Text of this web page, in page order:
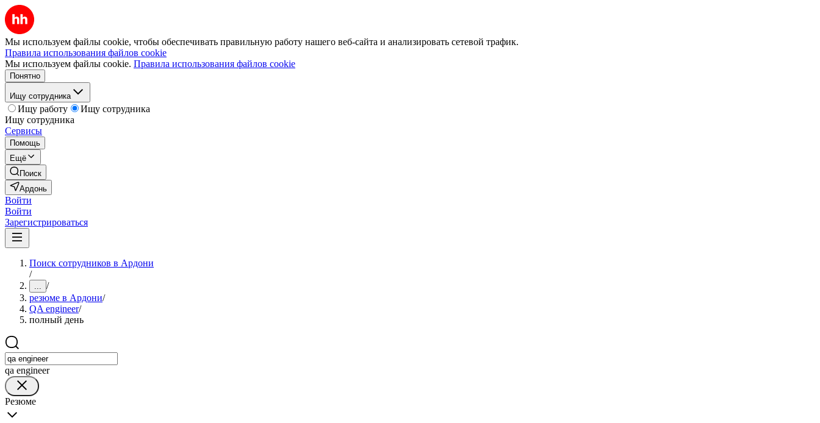
Мы используем файлы cookie, чтобы обеспечивать правильную работу нашего веб-сайта и анализировать сетевой трафик.
Правила использования файлов cookie
Мы используем файлы cookie. Правила использования файлов cookie
Понятно
Ищу сотрудника
Ищу работу
Ищу сотрудника
Ищу сотрудника
Сервисы
Помощь
Ещё
Поиск
Ардонь
Войти
Войти
Зарегистрироваться
Поиск сотрудников в Ардони
/
... /
резюме в Ардони/
QA engineer/
полный день
qa engineer
Резюме